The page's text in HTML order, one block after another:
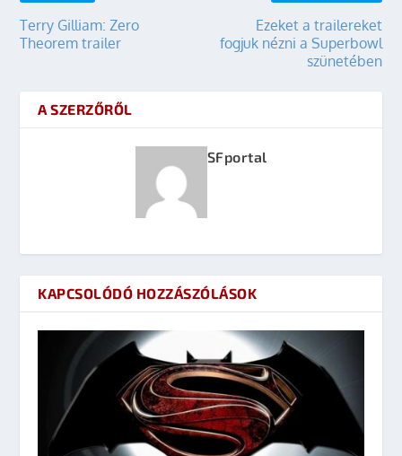
Terry Gilliam: Zero
Theorem trailer
Ezeket a trailereket
fogjuk nézni a Superbowl
szünetében
A SZERZŐRŐL
SFportal
KAPCSOLÓDÓ HOZZÁSZÓLÁSOK